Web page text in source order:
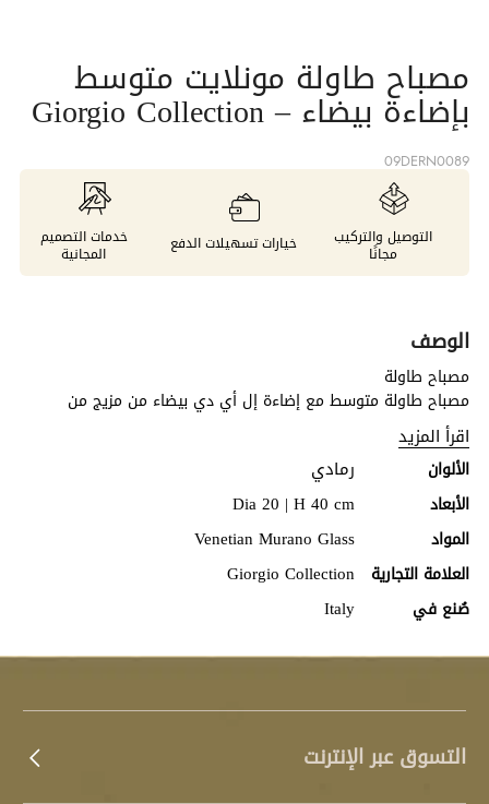
مصباح طاولة مونلايت متوسط
بإضاءة بيضاء – Giorgio Collection
09DERN0089
التوصيل والتركيب
مجانًا خيارات تسهيلات الدفع خدمات التصميم
المجانية
الوصف
مصباح طاولة
مصباح طاولة متوسط مع إضاءة إل أي دي بيضاء من مزيج من
زجاج"مورانو" المنفوخ المدخن من البندقية وقاعدة من النيكل المقاوم
للصدأ الرمادي الحريري.
اقرأ المزيد
الألوان رمادي
الأبعاد Dia 20 | H 40 cm
المواد Venetian Murano Glass
العلامة التجارية Giorgio Collection
صُنع في Italy
التسوق عبر الإنترنت